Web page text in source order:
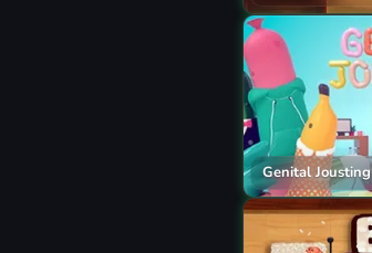
Genital Jousting